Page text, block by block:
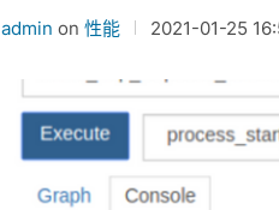
admin on 性能 2021-01-25